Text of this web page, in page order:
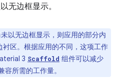
无边框显示。
以无边框显示，则应用的部分内
区。根据应用的不同，这项工作
3 Scaffold 组件可以减少
所需的工作量。